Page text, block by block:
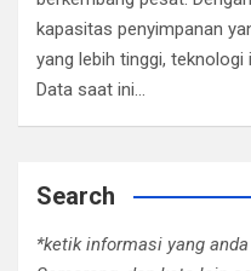
kapasitas penyimpanan
yang lebih tinggi,
Data saat ini…
Search
*ketik informasi yang